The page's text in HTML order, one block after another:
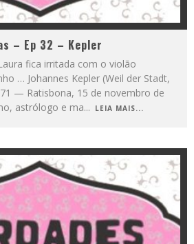
– Ep 32 – Kepler
fica irritada com o violão
… Johannes Kepler (Weil der Stadt,
— Ratisbona, 15 de novembro de
astrólogo e ma... LEIA MAIS...